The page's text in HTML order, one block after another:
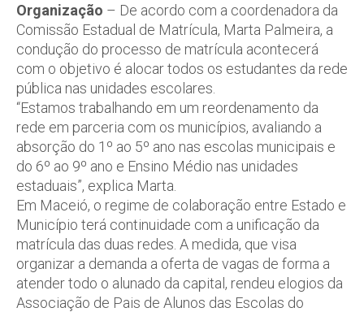
Organização – De acordo com a coordenadora da
Comissão Estadual de Matrícula, Marta Palmeira, a
condução do processo de matrícula acontecerá
com o objetivo é alocar todos os estudantes da rede
pública nas unidades escolares.
“Estamos trabalhando em um reordenamento da
rede em parceria com os municípios, avaliando a
absorção do 1º ao 5º ano nas escolas municipais e
do 6º ao 9º ano e Ensino Médio nas unidades
estaduais”, explica Marta.
Em Maceió, o regime de colaboração entre Estado e
Município terá continuidade com a unificação da
matrícula das duas redes. A medida, que visa
organizar a demanda a oferta de vagas de forma a
atender todo o alunado da capital, rendeu elogios da
Associação de Pais de Alunos das Escolas do